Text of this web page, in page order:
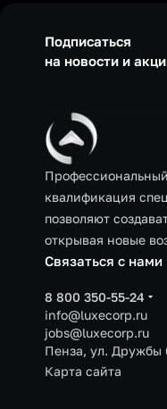
Подписаться
на новости и
квалификация
позволяют
открывая новые
Связаться с нами
8 800 350-55-24
info@luxecorp.ru
jobs@luxecorp.ru
Пенза, ул. Дружбы
Карта сайта